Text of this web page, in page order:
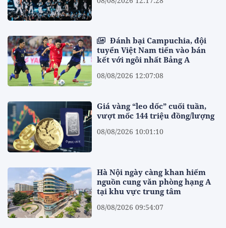
Đánh bại Campuchia, đội
tuyển Việt Nam tiến vào bán
kết với ngôi nhất Bảng A
08/08/2026 12:07:08
Giá vàng “leo dốc” cuối tuần,
vượt mốc 144 triệu đồng/lượng
08/08/2026 10:01:10
Hà Nội ngày càng khan hiếm
nguồn cung văn phòng hạng A
tại khu vực trung tâm
08/08/2026 09:54:07